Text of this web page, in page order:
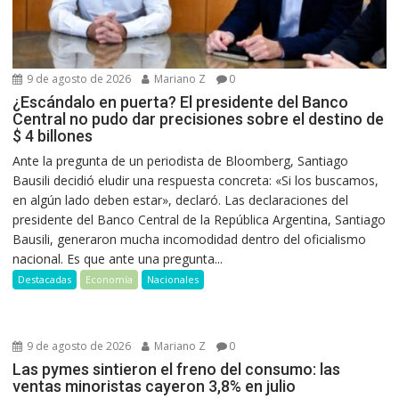
9 de agosto de 2026 Mariano Z 0
¿Escándalo en puerta? El presidente del Banco
Central no pudo dar precisiones sobre el destino de
$ 4 billones
Ante la pregunta de un periodista de Bloomberg, Santiago
Bausili decidió eludir una respuesta concreta: «Si los buscamos,
en algún lado deben estar», declaró. Las declaraciones del
presidente del Banco Central de la República Argentina, Santiago
Bausili, generaron mucha incomodidad dentro del oficialismo
nacional. Es que ante una pregunta...
Destacadas Economía Nacionales
9 de agosto de 2026 Mariano Z 0
Las pymes sintieron el freno del consumo: las
ventas minoristas cayeron 3,8% en julio